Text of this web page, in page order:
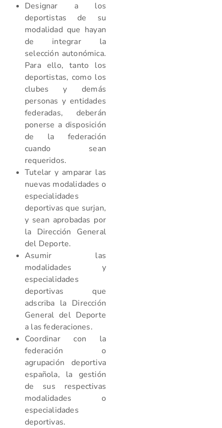
Designar a los
deportistas de su
modalidad que hayan
de integrar la
selección autonómica.
Para ello, tanto los
deportistas, como los
clubes y demás
personas y entidades
federadas, deberán
ponerse a disposición
de la federación
cuando sean
requeridos.
Tutelar y amparar las
nuevas modalidades o
especialidades
deportivas que surjan,
y sean aprobadas por
la Dirección General
del Deporte.
Asumir las
modalidades y
especialidades
deportivas que
adscriba la Dirección
General del Deporte
a las federaciones.
Coordinar con la
federación o
agrupación deportiva
española, la gestión
de sus respectivas
modalidades o
especialidades
deportivas.